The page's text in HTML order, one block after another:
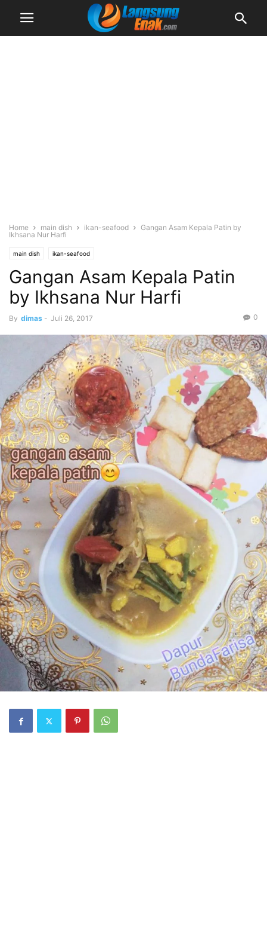
Home main dish ikan-seafood
Gangan Asam Kepala Patin by
Ikhsana Nur Harfi
main dish ikan-seafood
Gangan Asam Kepala Patin
by Ikhsana Nur Harfi
By dimas - Juli 26, 2017 0